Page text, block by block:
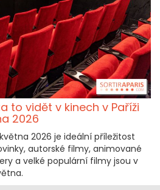
to vidět v kinech v Paříži
2026
2026 je ideální příležitost
autorské filmy, animované
a velké populární filmy jsou v